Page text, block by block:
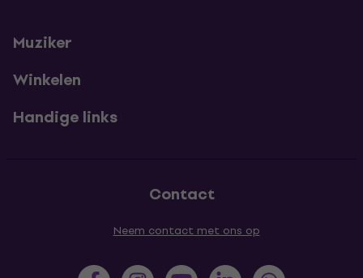
Muziker
Winkelen
Handige links
Contact
Neem contact met ons op